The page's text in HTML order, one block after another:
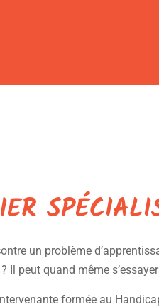
un problème
Il peut quand même
formée au